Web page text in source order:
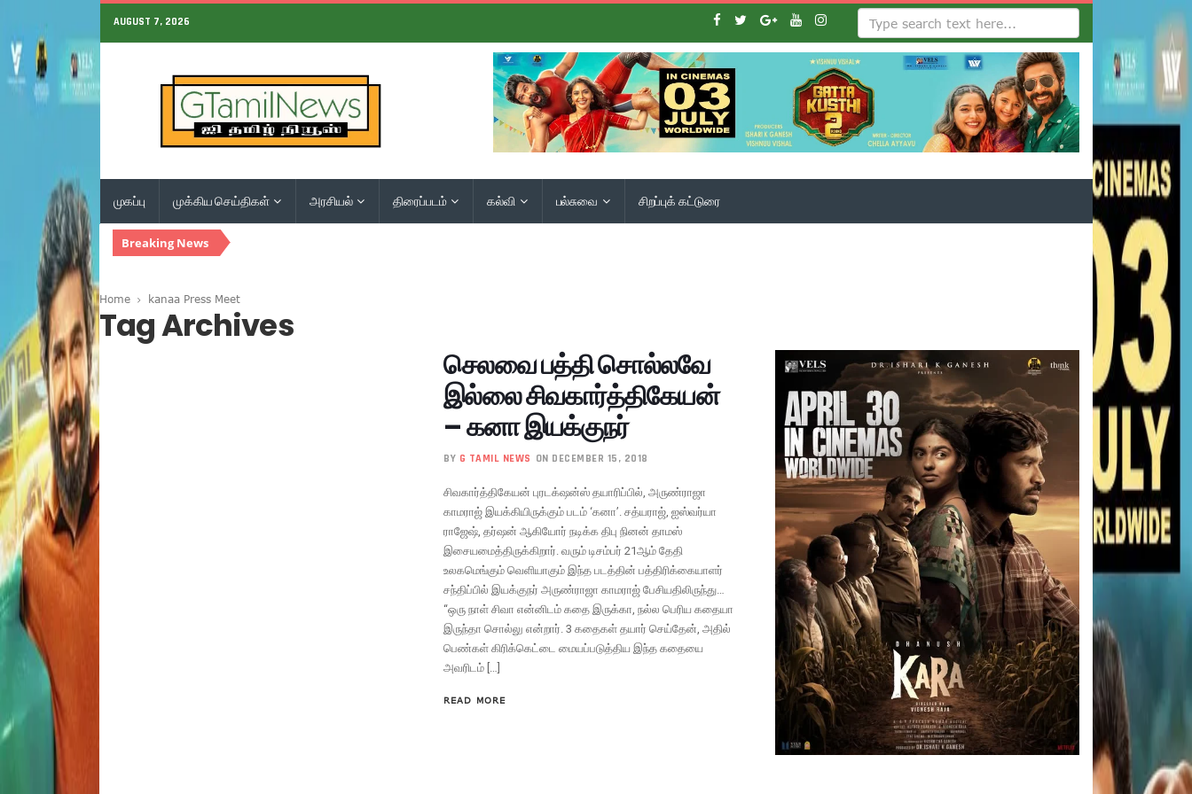
AUGUST 7, 2026
முகப்பு முக்கிய செய்திகள் அரசியல் திரைப்படம் கல்வி பல்சுவை சிறப்புக் கட்டுரை
Breaking News
Home kanaa Press Meet
Tag Archives
செலவை பத்தி சொல்லவே
இல்லை சிவகார்த்திகேயன்
– கனா இயக்குநர்
BY G TAMIL NEWS ON DECEMBER 15, 2018
சிவகார்த்திகேயன் புரடக்‌ஷன்ஸ் தயாரிப்பில், அருண்ராஜா
காமராஜ் இயக்கியிருக்கும் படம் ‘கனா’. சத்யராஜ், ஐஸ்வர்யா
ராஜேஷ், தர்ஷன் ஆகியோர் நடிக்க திபு நினன் தாமஸ்
இசையமைத்திருக்கிறார். வரும் டிசம்பர் 21ஆம் தேதி
உலகமெங்கும் வெளியாகும் இந்த படத்தின் பத்திரிக்கையாளர்
சந்திப்பில் இயக்குநர் அருண்ராஜா காமராஜ் பேசியதிலிருந்து…
“ஒரு நாள் சிவா என்னிடம் கதை இருக்கா, நல்ல பெரிய கதையா
இருந்தா சொல்லு என்றார். 3 கதைகள் தயார் செய்தேன், அதில்
பெண்கள் கிரிக்கெட்டை மையப்படுத்திய இந்த கதையை
அவரிடம் […]
READ MORE